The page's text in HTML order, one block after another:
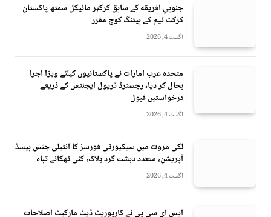
جنوبي افريقه کے سابق کرکټر مائیکل سمتھ پاکستان
کرکٹ ٹیم کے بیٹنگ کوچ مقرر
اگست 4, 2026
متحدہ عرب امارات نے پاکستانیوں کیلئے ویزا اجرا
بحال کر دیا، رجسٹرڈ ٹریول ایجنٹس کے ذریعے
درخواستیں قبول
اگست 4, 2026
لکی مروت میں سیکیورٹی فورسز کا انٹیلی جنس بیسڈ
آپریشن، متعدد دہشت گرد ہلاک، کئی ٹھکانے تباہ
اگست 4, 2026
ایس ای سی پی نے کارپوریٹ ڈیٹ مارکیٹ اصلاحات